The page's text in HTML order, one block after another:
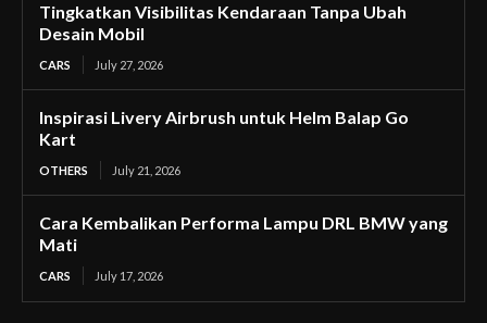
Tingkatkan Visibilitas Kendaraan Tanpa Ubah
Desain Mobil
CARS July 27, 2026
Inspirasi Livery Airbrush untuk Helm Balap Go
Kart
OTHERS July 21, 2026
Cara Kembalikan Performa Lampu DRL BMW yang
Mati
CARS July 17, 2026